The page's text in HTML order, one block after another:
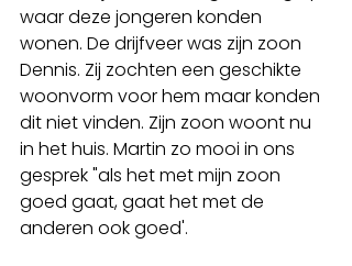
waar deze jongeren konden
wonen. De drijfveer was zijn zoon
Dennis. Zij zochten een geschikte
woonvorm voor hem maar konden
dit niet vinden. Zijn zoon woont nu
in het huis. Martin zo mooi in ons
gesprek "als het met mijn zoon
goed gaat, gaat het met de
anderen ook goed'.